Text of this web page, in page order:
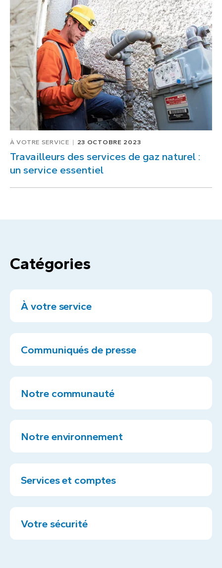
À VOTRE SERVICE 23 OCTOBRE 2023
Travailleurs des services de gaz naturel :
un service essentiel
Catégories
À votre service
Communiqués de presse
Notre communauté
Notre environnement
Services et comptes
Votre sécurité